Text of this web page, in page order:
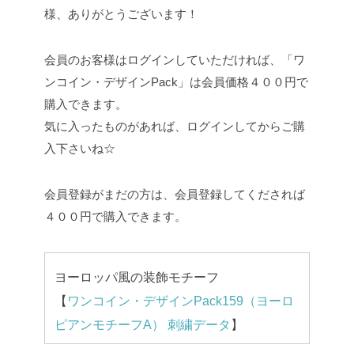
様、ありがとうございます！
会員のお客様はログインしていただければ、「ワ
ンコイン・デザインPack」は会員価格４００円で
購入できます。
気に入ったものがあれば、ログインしてからご購
入下さいね☆
会員登録がまだの方は、会員登録してくだされば
４００円で購入できます。
ヨーロッパ風の装飾モチーフ
【 ワンコイン・デザインPack159（ヨーロ
ピアンモチーフA） 刺繍データ 】